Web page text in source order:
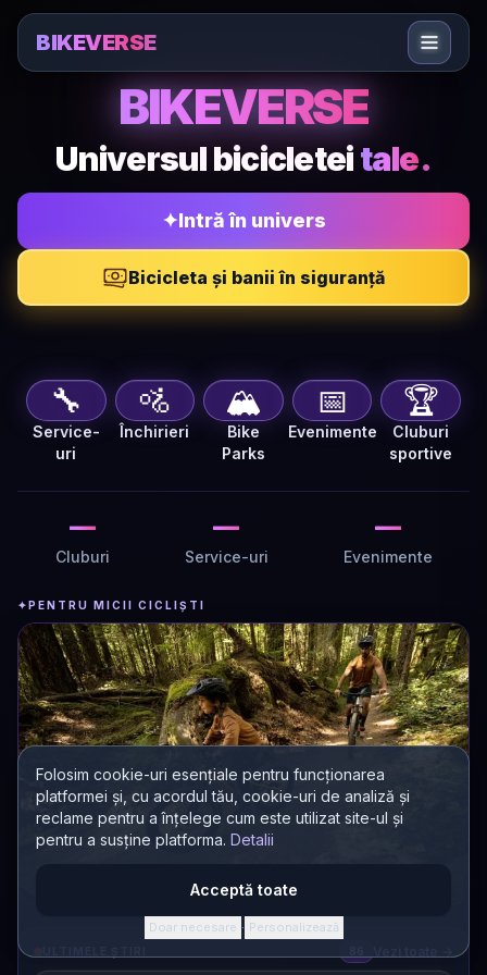
Sari la conținut
Folosim cookie-uri esențiale pentru funcționarea
platformei și, cu acordul tău, cookie-uri de analiză și
reclame pentru a înțelege cum este utilizat site-ul și
pentru a susține platforma. Detalii
Acceptă toate
Doar necesare · Personalizează
BIKEVERSE
BIKEVERSE — Jurnal biciclete, service-uri, marketplace
BIKEVERSE
Universul bicicleteitale.
✦Intră în univers
Bicicleta și banii în siguranță
🔧
Service-
uri
🚵
Închirieri
🏔️
Bike
Parks
📅
Evenimente
🏆
Cluburi
sportive
—
Cluburi
—
Service-uri
—
Evenimente
✦PENTRU MICII CICLIȘTI
Biciclete pentru copii